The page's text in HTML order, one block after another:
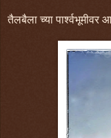
तैलबैला च्या पार्श्वभूमीवर